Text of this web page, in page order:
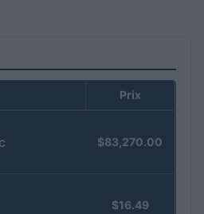
Prix
$83,270.00
$16.49